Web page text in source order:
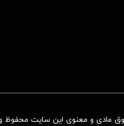
مادی و معنوی این سایت محفوظ و